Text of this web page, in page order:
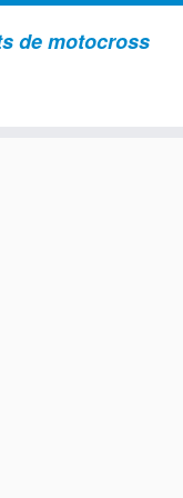
de motocross